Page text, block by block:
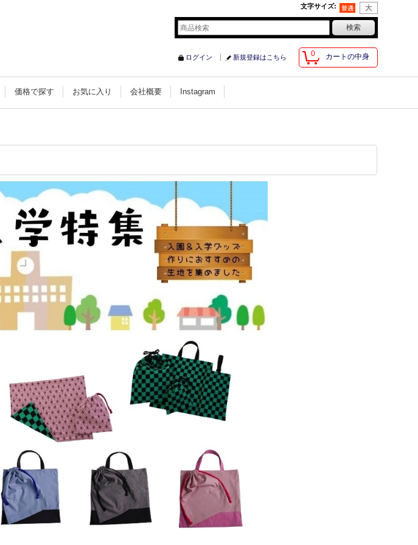
文字サイズ:
0 カートの中身
ログイン 新規登録はこちら
価格で探す お気に入り 会社概要 Instagram